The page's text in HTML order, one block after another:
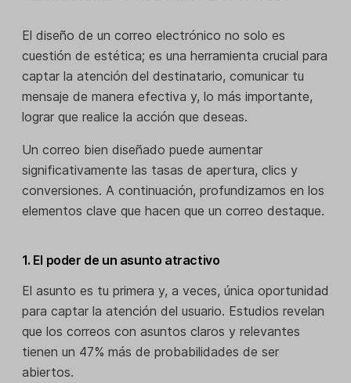
El diseño de un correo electrónico no solo es
cuestión de estética; es una herramienta crucial para
captar la atención del destinatario, comunicar tu
mensaje de manera efectiva y, lo más importante,
lograr que realice la acción que deseas.
Un correo bien diseñado puede aumentar
significativamente las tasas de apertura, clics y
conversiones. A continuación, profundizamos en los
elementos clave que hacen que un correo destaque.
1. El poder de un asunto atractivo
El asunto es tu primera y, a veces, única oportunidad
para captar la atención del usuario. Estudios revelan
que los correos con asuntos claros y relevantes
tienen un 47% más de probabilidades de ser
abiertos.